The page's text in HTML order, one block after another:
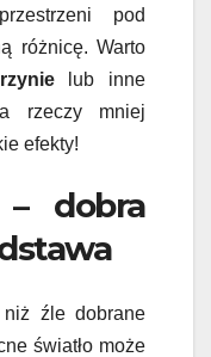
pod
różnicę. Warto
lub inne
rzeczy mniej
efekty!
dobra
źle dobrane
światło może